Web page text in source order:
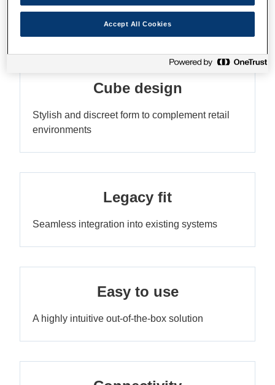
Функції
Cube design
Stylish and discreet form to complement retail
environments
Legacy fit
Seamless integration into existing systems
Easy to use
A highly intuitive out-of-the-box solution
Accept All Cookies